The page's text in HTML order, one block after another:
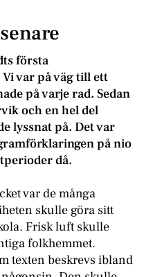
första
var på väg till ett
på varje rad. Sedan
och en hel del
lyssnat på. Det var
på nio
då.
var de många
skulle göra sitt
Frisk luft skulle
folkhemmet.
texten beskrevs ibland